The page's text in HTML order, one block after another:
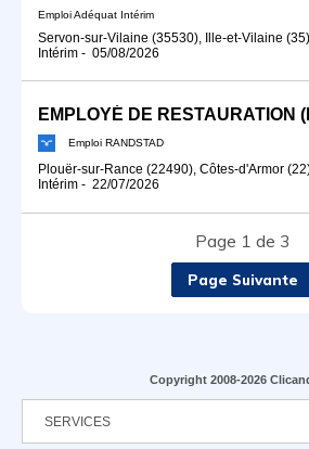
Emploi Adéquat Intérim
Servon-sur-Vilaine (35530), Ille-et-Vilaine
Intérim - 05/08/2026
EMPLOYÉ DE RESTAURATION
Emploi RANDSTAD
Plouër-sur-Rance (22490), Côtes-d'Armor
Intérim - 22/07/2026
Page 1 de 3
Page Suivante
Copyright 2008-2026
SERVICES